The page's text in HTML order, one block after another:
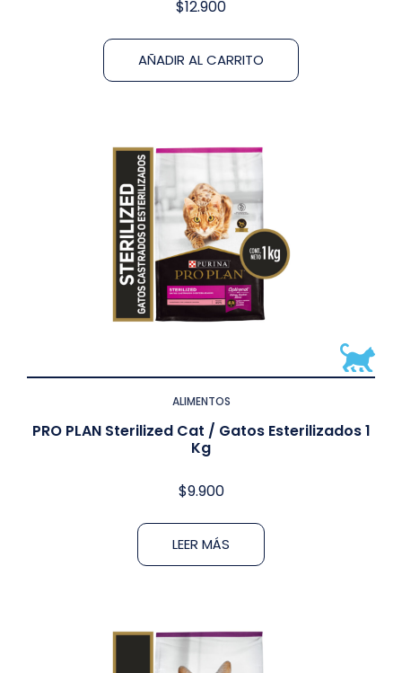
$12.900
AÑADIR AL CARRITO
ALIMENTOS
PRO PLAN Sterilized Cat / Gatos Esterilizados 1
Kg
$9.900
LEER MÁS